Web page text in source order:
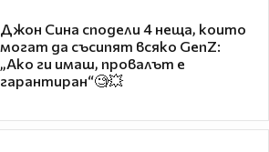
Джон Сина сподели 4 неща, които
могат да съсипят всяко GenZ:
„Ако ги имаш, провалът е
гарантиран“🧐💥